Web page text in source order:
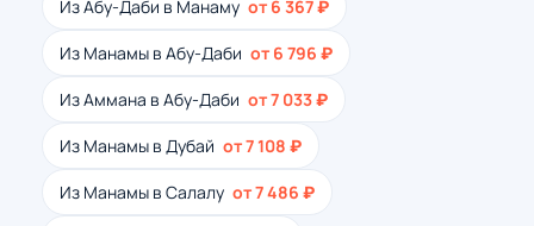
Из Абу-Даби в Манаму от 6 367 ₽
Из Манамы в Абу-Даби от 6 796 ₽
Из Аммана в Абу-Даби от 7 033 ₽
Из Манамы в Дубай от 7 108 ₽
Из Манамы в Салалу от 7 486 ₽